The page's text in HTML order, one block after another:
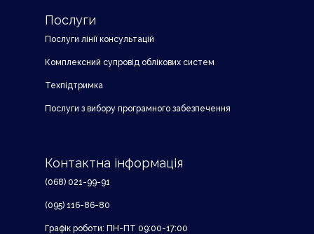
Послуги
Послуги лінії консультацій
Комплексний супровід облікових систем
Техпідтримка
Послуги з вибору програмного забезпечення
Контактна інформація
(068) 021-99-91
(095) 116-86-80
Графік роботи: ПН-ПТ 09:00-17:00